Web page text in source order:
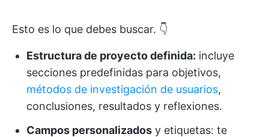
Esto es lo que debes buscar. 👇
Estructura de proyecto definida: incluye
secciones predefinidas para objetivos,
métodos de investigación de usuarios,
conclusiones, resultados y reflexiones.
Campos personalizados y etiquetas: te